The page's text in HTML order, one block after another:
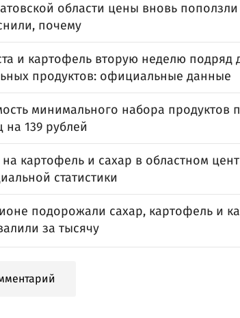
области цены вновь
почему
и картофель вторую неделю подряд
продуктов: официальные данные
минимального набора продуктов
на 139 рублей
картофель и сахар в областном
статистики
подорожали сахар, картофель и
за тысячу